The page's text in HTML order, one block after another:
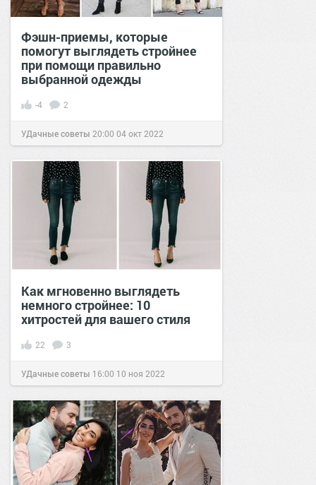
Фэшн-приемы, которые
помогут выглядеть стройнее
при помощи правильно
выбранной одежды
-4 2
УДачные советы 20:00 04 окт 2022
Как мгновенно выглядеть
немного стройнее: 10
хитростей для вашего стиля
22 3
УДачные советы 16:00 10 ноя 2022